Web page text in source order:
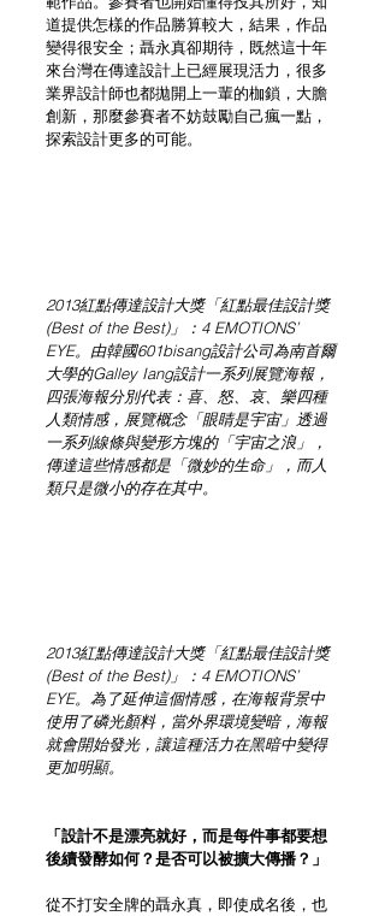
道提供怎樣的作品勝算較大，結果，作品
變得很安全；聶永真卻期待，既然這十年
來台灣在傳達設計上已經展現活力，很多
業界設計師也都拋開上一輩的枷鎖，大膽
創新，那麼參賽者不妨鼓勵自己瘋一點，
探索設計更多的可能。
2013紅點傳達設計大獎「紅點最佳設計獎
(Best of the Best)」：4 EMOTIONS’
EYE。由韓國601bisang設計公司為南首爾
大學的Galley Iang設計一系列展覽海報，
四張海報分別代表：喜、怒、哀、樂四種
人類情感，展覽概念「眼睛是宇宙」透過
一系列線條與變形方塊的「宇宙之浪」，
傳達這些情感都是「微妙的生命」，而人
類只是微小的存在其中。
2013紅點傳達設計大獎「紅點最佳設計獎
(Best of the Best)」：4 EMOTIONS’
EYE。為了延伸這個情感，在海報背景中
使用了磷光顏料，當外界環境變暗，海報
就會開始發光，讓這種活力在黑暗中變得
更加明顯。
「設計不是漂亮就好，而是每件事都要想
後續發酵如何？是否可以被擴大傳播？」
從不打安全牌的聶永真，即使成名後，也